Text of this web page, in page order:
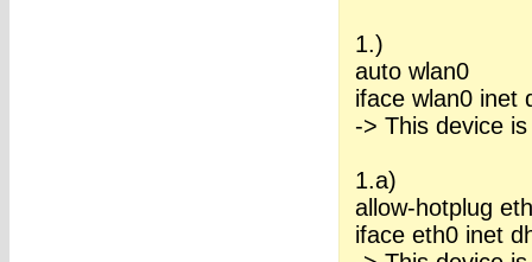
1.)
auto wlan0
iface wlan0 inet
-> This device
1.a)
allow-hotplug
iface eth0 inet